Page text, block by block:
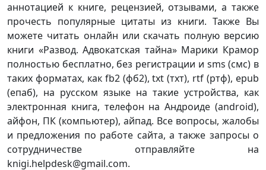
аннотацией к книге, рецензией, отзывами, а также
прочесть популярные цитаты из книги. Также Вы
можете читать онлайн или скачать полную версию
книги «Развод. Адвокатская тайна» Марики Крамор
полностью бесплатно, без регистрации и sms (смс) в
таких форматах, как fb2 (фб2), txt (тхт), rtf (ртф), epub
(епаб), на русском языке на такие устройства, как
электронная книга, телефон на Андроиде (android),
айфон, ПК (компьютер), айпад. Все вопросы, жалобы
и предложения по работе сайта, а также запросы о
сотрудничестве отправляйте на
knigi.helpdesk@gmail.com.